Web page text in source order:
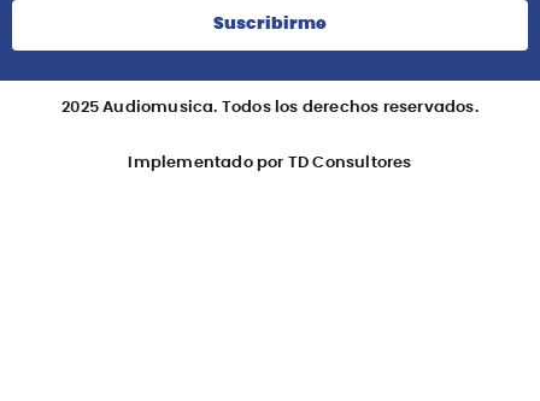
Suscribirme
2025 Audiomusica. Todos los derechos reservados.
Implementado por TD Consultores